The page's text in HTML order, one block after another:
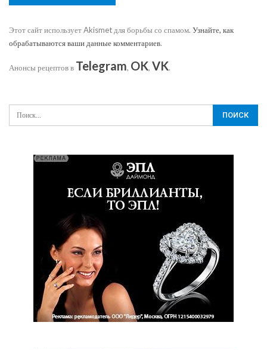
Этот сайт использует Akismet для борьбы со спамом. Узнайте, как
обрабатываются ваши данные комментариев.
Анонсы рецептов в Telegram, OK, VK.